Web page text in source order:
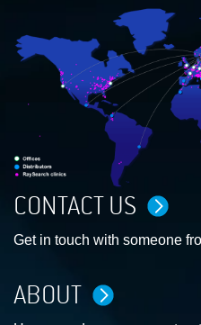
CONTACT US
Get in touch with someone
ABOUT